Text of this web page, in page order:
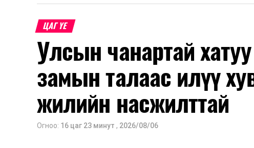
ЦАГ ҮЕ
Улсын чанартай
замын талаас илүү
жилийн насжилттай
Огноо: 16 цаг 23 минут , 2026/08/06